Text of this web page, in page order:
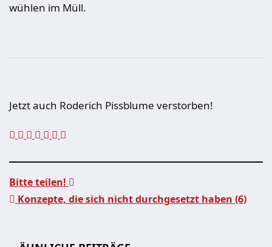
wühlen im Müll.
Jetzt auch Roderich Pissblume verstorben!
Bitte teilen!
Konzepte, die sich nicht durchgesetzt haben (6)